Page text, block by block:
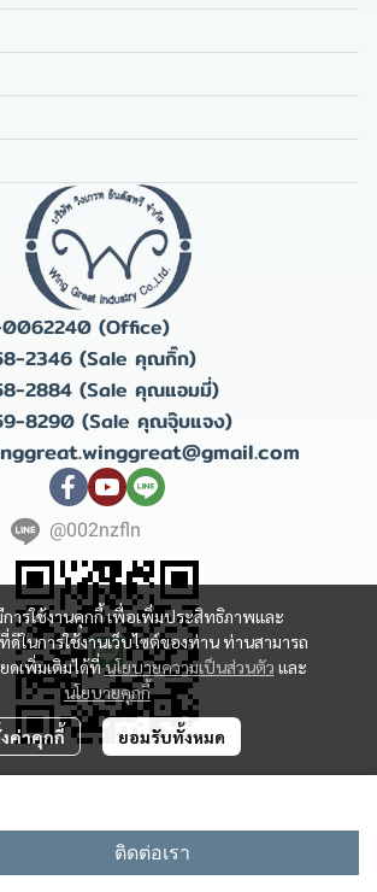
ติดต่อเรา
การใช้งานคุกกี้ เพื่อเพิ่มประสิทธิภาพและ
ในการใช้งานเว็บไซต์ของท่าน ท่านสามารถ
ดเพิ่มเติมได้ที่นโยบายความเป็นส่วนตัว และ
นโยบายคุกกี้
ค่าคุกกี้ ยอมรับทั้งหมด
(Office)
2346 (Sale คุณกิ๊ก)
2884 (Sale คุณแอมมี่)
8290 (Sale คุณจุ๊บแจง)
@002nzfln
ผู้เข้าชมวันนี้114
Powered By MakeWebEasy